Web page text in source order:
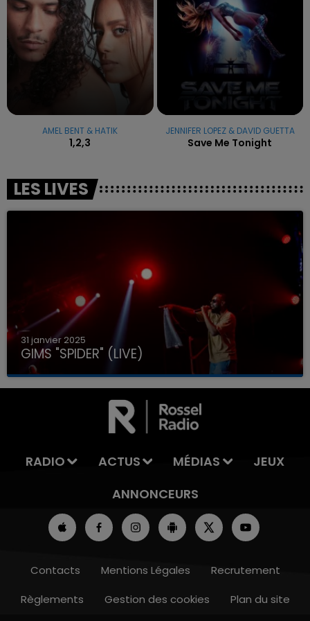
AMEL BENT & HATIK
1,2,3
JENNIFER LOPEZ & DAVID GUETTA
Save Me Tonight
LES LIVES
31 janvier 2025
GIMS "SPIDER" (LIVE)
RADIO ACTUS MÉDIAS
JEUX
ANNONCEURS
Contacts Mentions Légales
Recrutement
Règlements
Gestion des cookies Plan du site